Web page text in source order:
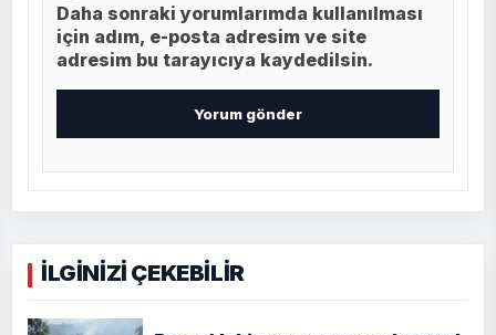
Daha sonraki yorumlarımda kullanılması
için adım, e-posta adresim ve site
adresim bu tarayıcıya kaydedilsin.
İLGİNİZİ ÇEKEBİLİR